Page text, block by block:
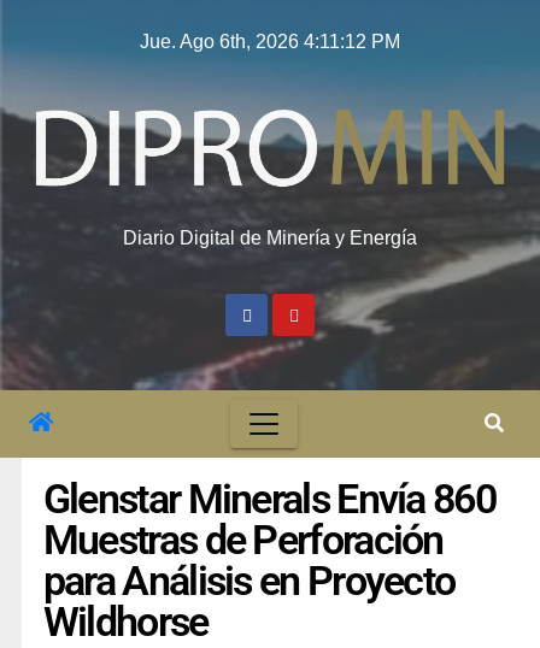
Jue. Ago 6th, 2026 4:11:13 PM
Diario Digital de Minería y Energía
Glenstar Minerals Envía 860
Muestras de Perforación
para Análisis en Proyecto
Wildhorse